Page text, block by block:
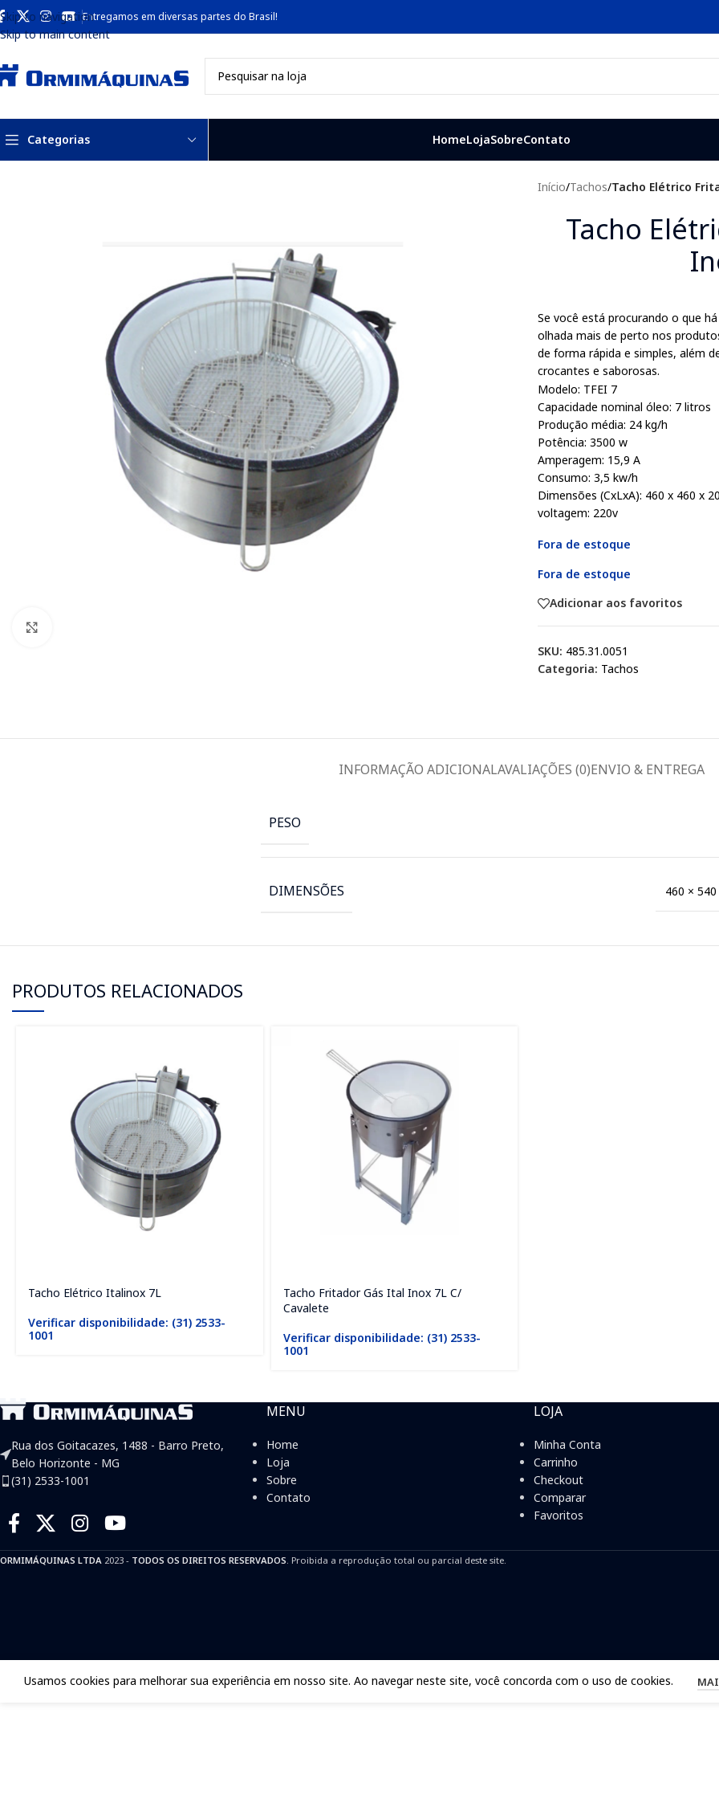
Skip to navigation
Skip to main content
Entregamos em diversas partes do Brasil!
Categorias HomeLojaSobreContato
Início/Tachos/Tacho Elétrico
Tacho
Se você está procurando o que
olhada mais de perto nos
de forma rápida e simples, além
crocantes e saborosas.
Modelo: TFEI 7
Capacidade nominal óleo: 7 litros
Produção média: 24 kg/h
Potência: 3500 w
Amperagem: 15,9 A
Consumo: 3,5 kw/h
Dimensões (CxLxA): 460 x 460 x
voltagem: 220v
Fora de estoque
Fora de estoque
Adicionar aos favoritos
SKU: 485.31.0051
Categoria: Tachos
INFORMAÇÃO ADICIONALAVALIAÇÕES (0)ENVIO & ENTREGA
PESO
DIMENSÕES 460 ×
PRODUTOS RELACIONADOS
Tacho Elétrico Italinox 7L
Verificar disponibilidade: (31) 2533-
1001
Tacho Fritador Gás Ital Inox 7L C/
Cavalete
Verificar disponibilidade: (31) 2533-
1001
Rua dos Goitacazes, 1488 - Barro Preto,
Belo Horizonte - MG
(31) 2533-1001
MENU
Home
Loja
Sobre
Contato
LOJA
Minha Conta
Carrinho
Checkout
Comparar
Favoritos
ORMIMÁQUINAS LTDA 2023 - TODOS OS DIREITOS RESERVADOS. Proibida a reprodução total ou parcial deste site.
Usamos cookies para melhorar sua experiência em nosso site. Ao navegar neste site, você concorda com o uso de cookies.